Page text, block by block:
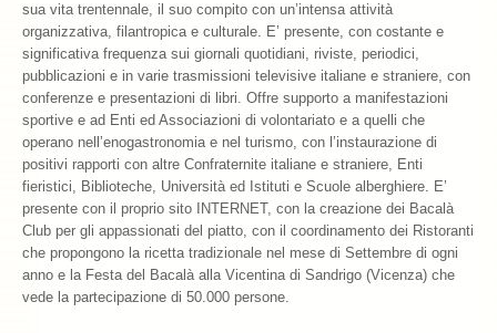
La Confraternita
Archivio 2019
Archivio 2018
Archivio 2017
Archivio 2010-2016
Archivio Confraternita del Bacalà
Bacalà Club
sua vita trentennale, il suo compito con un’intensa attività
organizzativa, filantropica e culturale. E’ presente, con costante e
significativa frequenza sui giornali quotidiani, riviste, periodici,
pubblicazioni e in varie trasmissioni televisive italiane e straniere, con
conferenze e presentazioni di libri. Offre supporto a manifestazioni
sportive e ad Enti ed Associazioni di volontariato e a quelli che
operano nell’enogastronomia e nel turismo, con l’instaurazione di
positivi rapporti con altre Confraternite italiane e straniere, Enti
fieristici, Biblioteche, Università ed Istituti e Scuole alberghiere. E’
presente con il proprio sito INTERNET, con la creazione dei Bacalà
Club per gli appassionati del piatto, con il coordinamento dei Ristoranti
che propongono la ricetta tradizionale nel mese di Settembre di ogni
anno e la Festa del Bacalà alla Vicentina di Sandrigo (Vicenza) che
vede la partecipazione di 50.000 persone.